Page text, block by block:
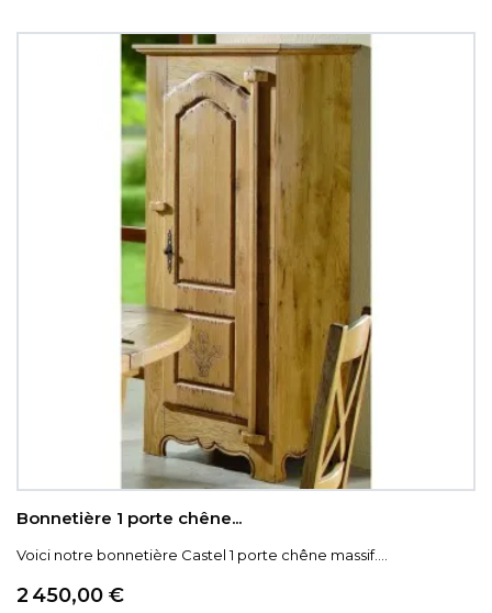
Bonnetière 1 porte chêne...
Voici notre bonnetière Castel 1 porte chêne massif....
Prix
2 450,00 €